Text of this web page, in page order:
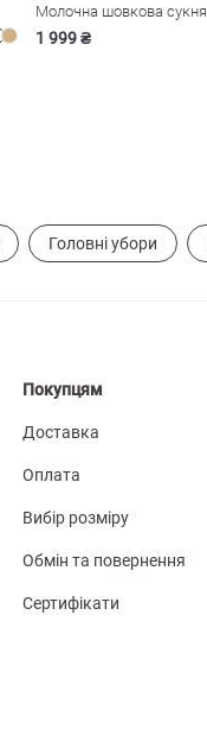
1 999 ₴
Головні убори
Покупцям
Доставка
Оплата
Вибір розміру
Обмін та повернення
Сертифікати